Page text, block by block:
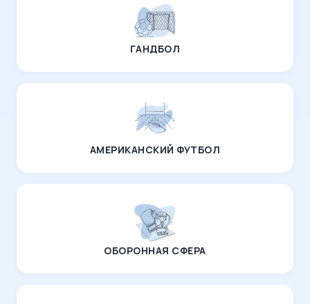
ГАНДБОЛ
АМЕРИКАНСКИЙ ФУТБОЛ
ОБОРОННАЯ СФЕРА